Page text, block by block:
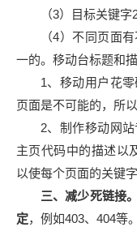
（3）目标关键
（4）不同页面
一的。移动台标题和
1、移动用户花
页面是不可能的，所
2、制作移动网
主页代码中的描述以
以使每个页面的关键
三、减少死链接
定，例如403、404等